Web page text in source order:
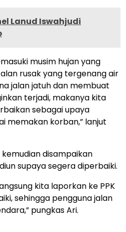
Lanud Iswahjudi
musim hujan yang
rusak yang tergenang air
jalan jatuh dan membuat
terjadi, makanya kita
sebagai upaya
memakan korban,” lanjut
disampaikan
supaya segera diperbaiki.
kita laporkan ke PPK
sehingga pengguna jalan
pungkas Ari.